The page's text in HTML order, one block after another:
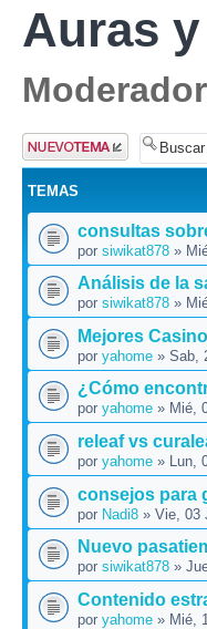
Auras
Publicar un
nuevo tema
TEMAS
consultas
por siwikat878 »
Análisis de la
por siwikat878 »
Mejores
por yahome » Sab,
¿Cómo
por yahome » Mié,
releaf vs
por yahome » Lun,
consejos para
por Nadi8 » Vie, 03
Nuevo
por siwikat878 »
Contenido
por yahome » Mié,